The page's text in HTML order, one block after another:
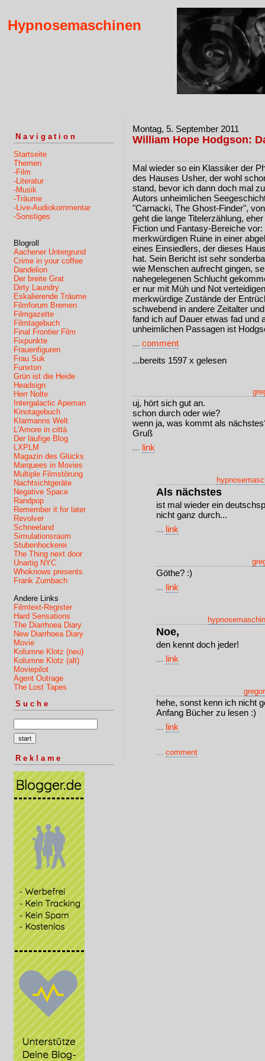
Hypnosemaschinen
Navigation
Startseite
Themen
-Film
-Literatur
-Musik
-Träume
-Live-Audiokommentar
-Sonstiges
Blogroll
Aachener Untergrund
Crime in your coffee
Dandelion
Der breite Grat
Dirty Laundry
Eskalierende Träume
Filmforum Bremen
Filmgazette
Filmtagebuch
Final Frontier Film
Fixpunkte
Frauenfiguren
Frau Suk
Funxton
Grün ist die Heide
Headsign
Herr Nolte
Intergalactic Apeman
Kinotagebuch
Klarmanns Welt
L'Amore in città
Der läufige Blog
LXPLM
Magazin des Glücks
Marquees in Movies
Multiple Filmstörung
Nachtsichtgeräte
Negative Space
Randpop
Remember it for later
Revolver
Schneeland
Simulationsraum
Stubenhockerei
The Thing next door
Unartig NYC
Whoknows presents
Frank Zumbach
Andere Links
Filmtext-Register
Hard Sensations
The Diarrhoea Diary
New Diarrhoea Diary
Movie
Kolumne Klotz (neu)
Kolumne Klotz (alt)
Moviepilot
Agent Outrage
The Lost Tapes
Suche
Reklame
Montag, 5. September 2011
William Hope Hodgson:
Mal wieder so ein Klassiker der
des Hauses Usher, der wohl
stand, bevor ich dann doch mal
Autors unheimlichen
"Carnacki, The Ghost-Finder",
geht die lange Titelerzählung,
Fiction und Fantasy-Bereiche
merkwürdigen Ruine in einer
eines Einsiedlers, der dieses
hat. Sein Bericht ist sehr
wie Menschen aufrecht gingen,
nahegelegenen Schlucht
er nur mit Müh und Not
merkwürdige Zustände der
schwebend in andere Zeitalter
fand ich auf Dauer etwas fad und
unheimlichen Passagen ist
... comment
...bereits 1597 x gelesen
uj, hört sich gut an.
schon durch oder wie?
wenn ja, was kommt als
Gruß
... link
Als nächstes
ist mal wieder ein
nicht ganz durch...
... link
Göthe? :)
... link
Noe,
den kennt doch jeder!
... link
hehe, sonst kenn ich nicht
Anfang Bücher zu lesen :)
... link
... comment